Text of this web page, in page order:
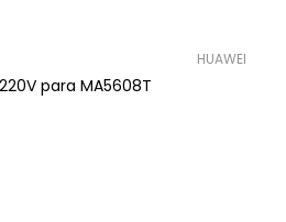
HUAWEI
para MA5608T